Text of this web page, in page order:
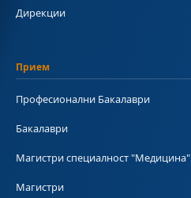
Дирекции
Прием
Професионални Бакалаври
Бакалаври
Магистри специалност "Медицина"
Магистри